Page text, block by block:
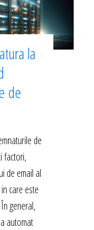
la
de
de
factori,
de email al
care este
general,
automat